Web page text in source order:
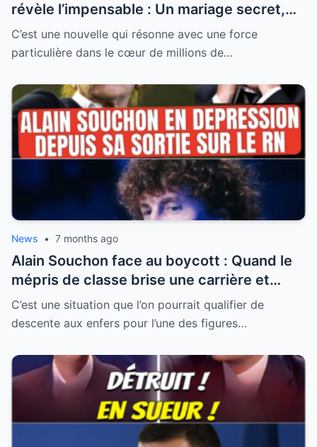
révèle l’impensable : Un mariage secret,
une promesse éternelle et la vérité sur sa
nouvelle vie
C’est une nouvelle qui résonne avec une force
particulière dans le cœur de millions de…
News • 7 months ago
Alain Souchon face au boycott : Quand le
mépris de classe brise une carrière et
révèle la fracture française
C’est une situation que l’on pourrait qualifier de
descente aux enfers pour l’une des figures…